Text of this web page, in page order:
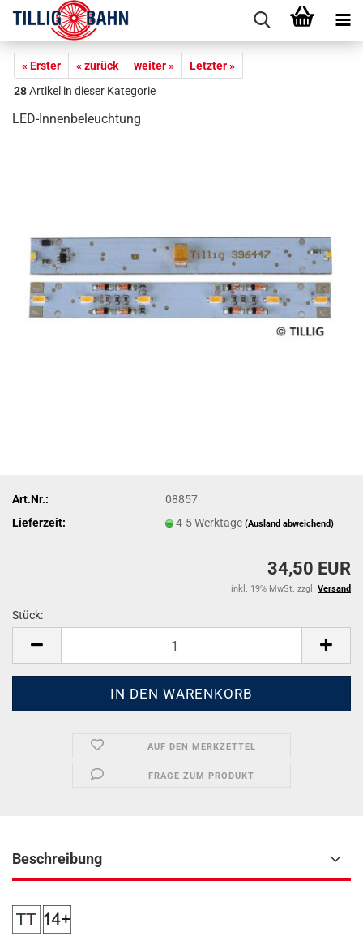
« Erster « zurück weiter »
Letzter »
28Artikel in dieser Kategorie
LED-Innenbeleuchtung
Art.Nr.:
08857
Lieferzeit:
4-5 Werktage(Ausland abweichend)
34,50 EUR
inkl. 19% MwSt. zzgl. Versand
Stück:
AUF DEN MERKZETTEL
FRAGE ZUM PRODUKT
Beschreibung